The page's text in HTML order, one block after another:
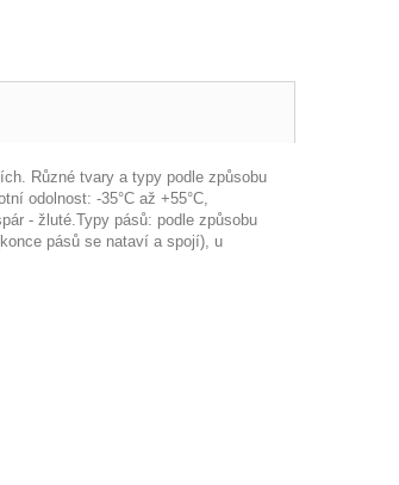
Různé tvary a typy podle způsobu
odolnost: -35°C až +55°C,
- žluté.Typy pásů: podle způsobu
pásů se nataví a spojí), u